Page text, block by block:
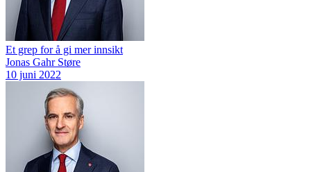
Et grep for å gi mer innsikt
Jonas Gahr Støre
10 juni 2022